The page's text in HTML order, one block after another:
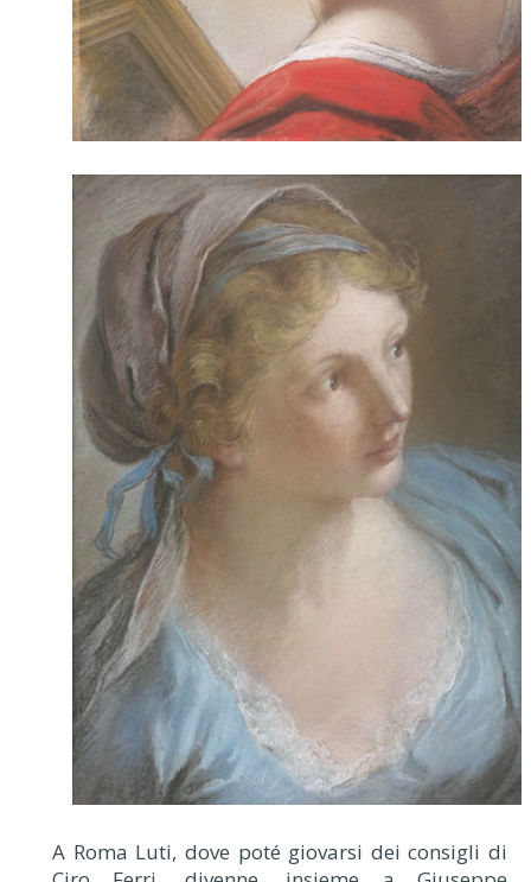
A Roma Luti, dove poté giovarsi dei consigli di